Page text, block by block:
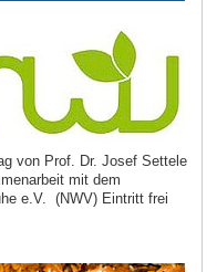
von Prof. Dr. Josef Settele
mit dem
e.V. (NWV) Eintritt frei